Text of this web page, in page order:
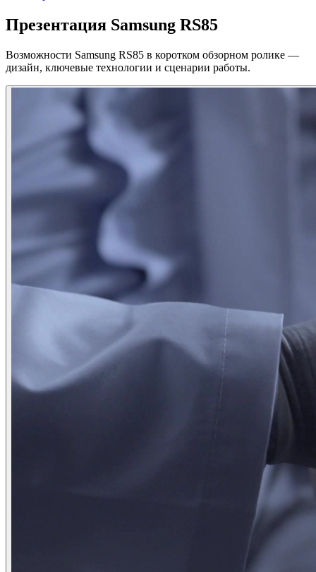
Презентация Samsung RS85
Возможности Samsung RS85 в коротком обзорном ролике —
дизайн, ключевые технологии и сценарии работы.